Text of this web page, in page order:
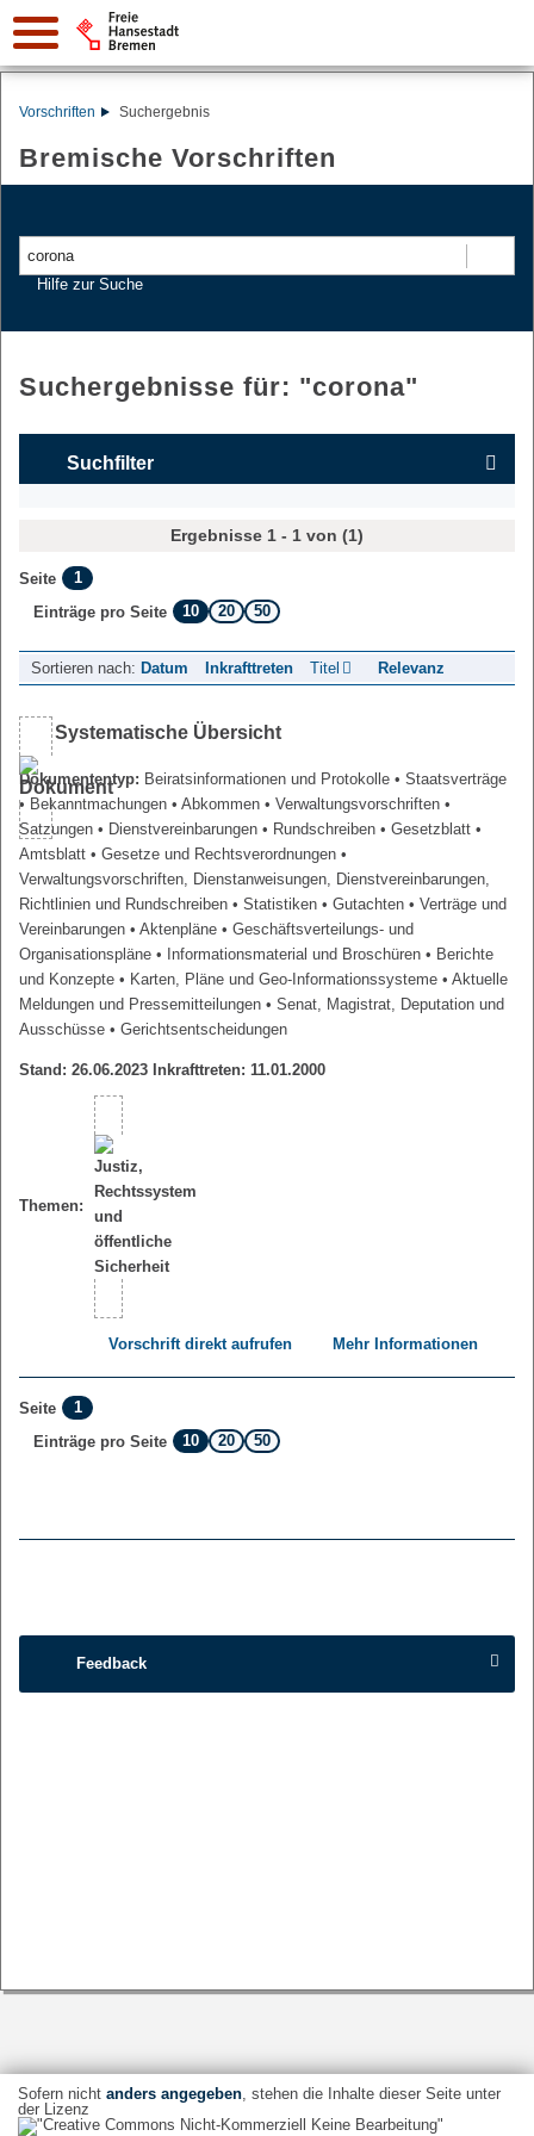
Vorschriften Suchergebnis
Bremische Vorschriften
Hilfe zur Suche
Suchergebnisse für: "corona"
Suchfilter
Ergebnisse 1 - 1 von (1)
Seite
1
Einträge pro Seite
10 20 50
Sortieren nach: Datum Inkrafttreten Titel Relevanz
Systematische Übersicht
Dokumententyp: Beiratsinformationen und Protokolle • Staatsverträge
• Bekanntmachungen • Abkommen • Verwaltungsvorschriften •
Satzungen • Dienstvereinbarungen • Rundschreiben • Gesetzblatt •
Amtsblatt • Gesetze und Rechtsverordnungen •
Verwaltungsvorschriften, Dienstanweisungen, Dienstvereinbarungen,
Richtlinien und Rundschreiben • Statistiken • Gutachten • Verträge und
Vereinbarungen • Aktenpläne • Geschäftsverteilungs- und
Organisationspläne • Informationsmaterial und Broschüren • Berichte
und Konzepte • Karten, Pläne und Geo-Informationssysteme • Aktuelle
Meldungen und Pressemitteilungen • Senat, Magistrat, Deputation und
Ausschüsse • Gerichtsentscheidungen
Stand: 26.06.2023 Inkrafttreten: 11.01.2000
Themen:
Vorschrift direkt aufrufen Mehr Informationen
Seite
1
Einträge pro Seite
10 20 50
Feedback
Sofern nicht anders angegeben, stehen die Inhalte dieser Seite unter
der Lizenz